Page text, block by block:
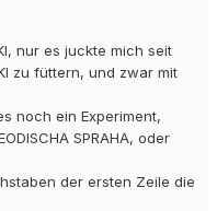
nur es juckte mich seit
zu füttern, und zwar mit
noch ein Experiment,
SPRAHA, oder
der ersten Zeile die